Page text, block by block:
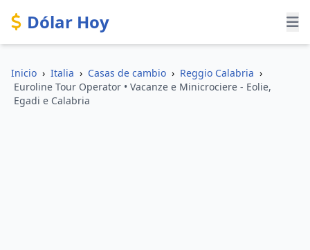
Dólar Hoy
Inicio › Italia › Casas de cambio › Reggio Calabria ›
Euroline Tour Operator • Vacanze e Minicrociere - Eolie,
Egadi e Calabria